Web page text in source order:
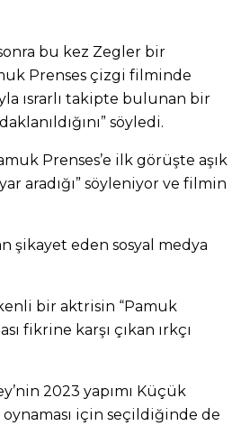
bu kez Zegler bir
Prenses çizgi filminde
ısrarlı takipte bulunan bir
söyledi.
Prenses’e ilk görüşte aşık
aradığı” söyleniyor ve filmin
şikayet eden sosyal medya
bir aktrisin “Pamuk
fikrine karşı çıkan ırkçı
2023 yapımı Küçük
oynaması için seçildiğinde de